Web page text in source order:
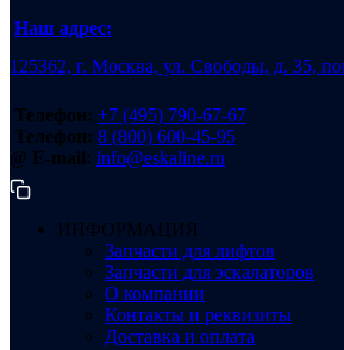
Наш адрес:
125362, г. Москва, ул. Свободы, д. 35,
Телефон: +7 (495) 790-67-67
Телефон: 8 (800) 600-45-95
@ E-mail: info@eskaline.ru
ИНФОРМАЦИЯ
Запчасти для лифтов
Запчасти для эскалаторов
О компании
Контакты и реквизиты
Доставка и оплата